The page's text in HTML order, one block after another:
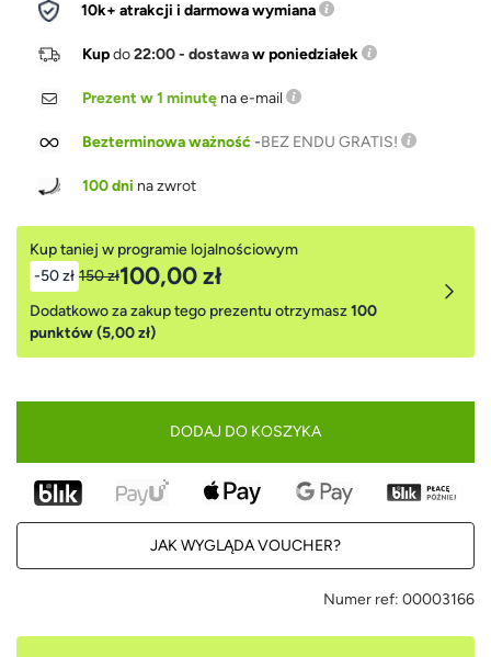
10k+ atrakcji i darmowa wymiana
Kupdo22:00 - dostawaw poniedziałek
Prezent w 1 minutę na e-mail
Bezterminowa ważność-BEZ ENDU GRATIS!
100 dni na zwrot
Kup taniej w programie lojalnościowym
-50 zł 150 zł100,00 zł
Dodatkowo za zakup tego prezentu otrzymasz100
punktów (5,00 zł)
DODAJ DO KOSZYKA
JAK WYGLĄDA VOUCHER?
Numer ref: 00003166